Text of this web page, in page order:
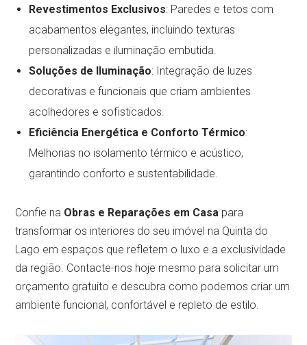
Revestimentos Exclusivos: Paredes e tetos com
acabamentos elegantes, incluindo texturas
personalizadas e iluminação embutida.
Soluções de Iluminação: Integração de luzes
decorativas e funcionais que criam ambientes
acolhedores e sofisticados.
Eficiência Energética e Conforto Térmico:
Melhorias no isolamento térmico e acústico,
garantindo conforto e sustentabilidade.
Confie na Obras e Reparações em Casa para
transformar os interiores do seu imóvel na Quinta do
Lago em espaços que refletem o luxo e a exclusividade
da região. Contacte-nos hoje mesmo para solicitar um
orçamento gratuito e descubra como podemos criar um
ambiente funcional, confortável e repleto de estilo.